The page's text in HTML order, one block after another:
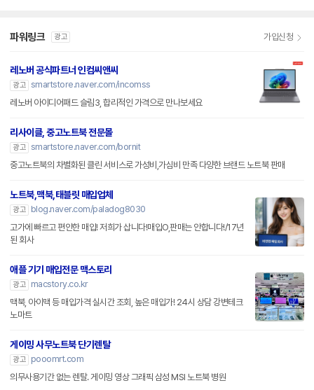
파워링크 광고 가입신청
레노버 공식파트너 인컴씨앤씨
광고 smartstore.naver.com/incomss
레노버 아이디어패드 슬림3, 합리적인 가격으로 만나보세요
리사이클, 중고노트북 전문몰
광고 smartstore.naver.com/bornit
중고노트북의 차별화된 클린 서비스로 가성비,가심비 만족 다양한 브랜드 노트북 판매
노트북,맥북,태블릿 매입업체
광고
blog.naver.com/paladog8030
고가에 빠르고 편안한 매입! 저희가 삽니다!매입O,판매는 안합니다!/17년
된 회사
애플 기기 매입전문 맥스토리
광고
macstory.co.kr
맥북, 아이맥 등 매입가격 실시간 조회, 높은 매입가! 24시 상담 강변테크
노마트
게이밍 사무노트북 단기렌탈
광고
pooomrt.com
의무사용기간 없는 렌탈. 게이밍 영상 그래픽 삼성 MSI 노트북 병원